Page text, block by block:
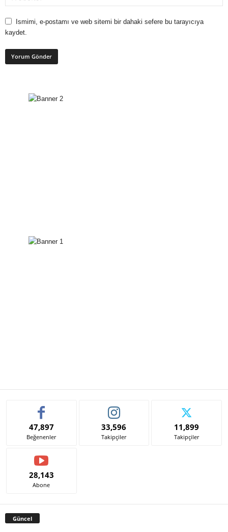
Ismimi, e-postamı ve web sitemi bir dahaki sefere bu tarayıcıya
kaydet.
47,897
Beğenenler
33,596
Takipçiler
11,899
Takipçiler
28,143
Abone
Güncel